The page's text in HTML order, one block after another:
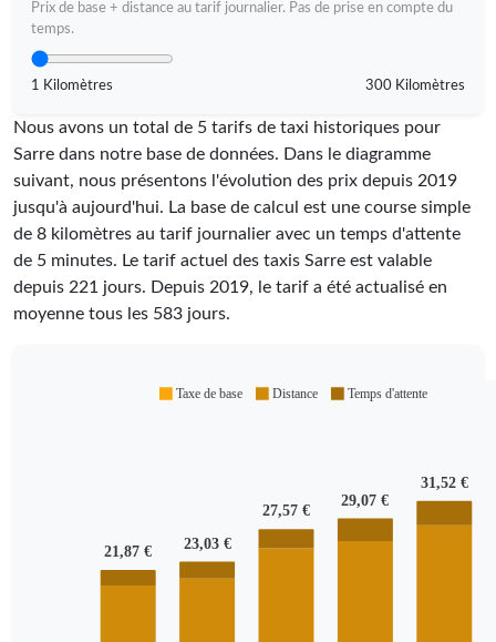
Prix de base + distance au tarif journalier. Pas de prise en compte du
temps.
1 Kilomètres 300 Kilomètres
Nous avons un total de 5 tarifs de taxi historiques pour
Sarre dans notre base de données. Dans le diagramme
suivant, nous présentons l'évolution des prix depuis 2019
jusqu'à aujourd'hui. La base de calcul est une course simple
de 8 kilomètres au tarif journalier avec un temps d'attente
de 5 minutes. Le tarif actuel des taxis Sarre est valable
depuis 221 jours. Depuis 2019, le tarif a été actualisé en
moyenne tous les 583 jours.
21,87 €
23,03 €
27,57 €
29,07 €
31,52 €
Taxe de base Distance Temps d'attente